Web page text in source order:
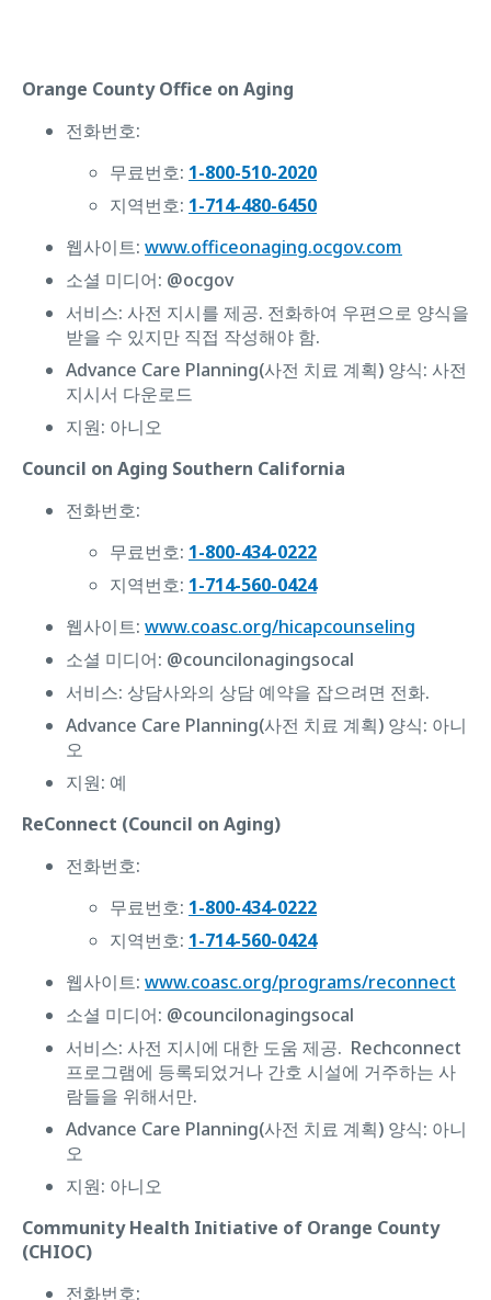
Orange County Office on Aging
전화번호:
무료번호: 1-800-510-2020
지역번호: 1-714-480-6450
웹사이트: www.officeonaging.ocgov.com
소셜 미디어: @ocgov
서비스: 사전 지시를 제공. 전화하여 우편으로 양식을
받을 수 있지만 직접 작성해야 함.
Advance Care Planning(사전 치료 계획) 양식: 사전
지시서 다운로드
지원: ‌아니오
Council on Aging Southern California
전화번호:
무료번호: 1-800-434-0222
지역번호: 1-714-560-0424
웹사이트: www.coasc.org/hicapcounseling
소셜 미디어: @councilonagingsocal
서비스: 상담사와의 상담 예약을 잡으려면 전화.
Advance Care Planning(사전 치료 계획) 양식: ‌아니
오
지원: 예
ReConnect (Council on Aging)
전화번호:
무료번호: 1-800-434-0222
지역번호: 1-714-560-0424
웹사이트: www.coasc.org/programs/reconnect
소셜 미디어: @councilonagingsocal
서비스: 사전 지시에 대한 도움 제공. Rechconnect
프로그램에 등록되었거나 간호 시설에 거주하는 사
람들을 위해서만.
Advance Care Planning(사전 치료 계획) 양식: ‌아니
오
지원: ‌아니오
Community Health Initiative of Orange County
(CHIOC)
전화번호: